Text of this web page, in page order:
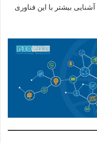
بیشتر با این فناوری